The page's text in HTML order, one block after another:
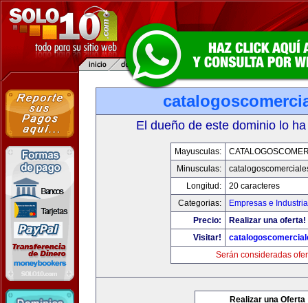
El dueño de este dominio lo
Mayusculas:
Minusculas:
Longitud:
20 caracteres
Categorias:
Empresas e
Precio:
Realizar una oferta!
Visitar!
Serán consideradas
Realizar una Oferta